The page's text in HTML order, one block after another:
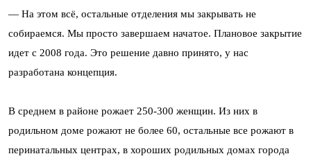
— На этом всё, остальные отделения мы закрывать не
собираемся. Мы просто завершаем начатое. Плановое закрытие
идет с 2008 года. Это решение давно принято, у нас
разработана концепция.
В среднем в районе рожает 250-300 женщин. Из них в
родильном доме рожают не более 60, остальные все рожают в
перинатальных центрах, в хороших родильных домах города